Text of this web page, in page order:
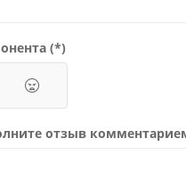
(*)
отзыв